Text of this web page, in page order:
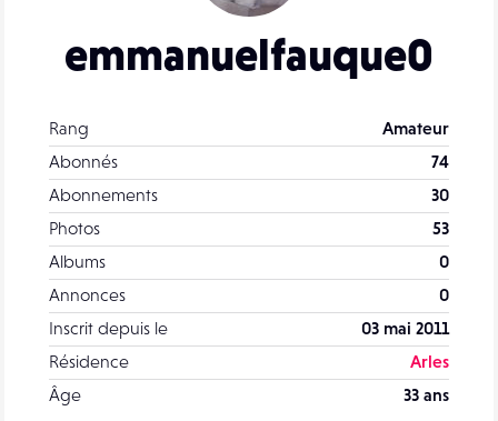
emmanuelfauque0
Rang
Amateur
Abonnés
74
Abonnements
30
Photos
53
Albums
0
Annonces
0
Inscrit depuis le
03 mai 2011
Résidence
Arles
Âge
33 ans